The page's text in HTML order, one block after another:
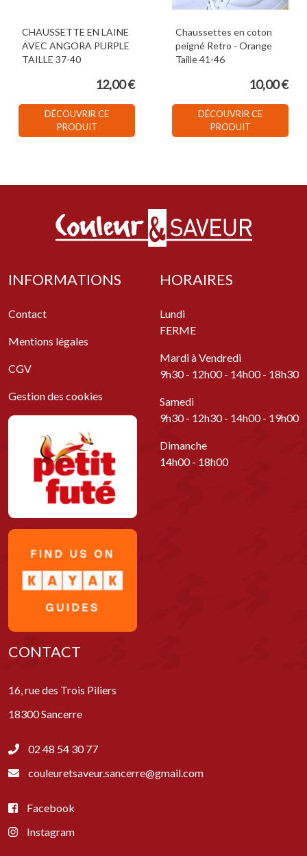
CHAUSSETTE EN LAINE
AVEC ANGORA PURPLE
TAILLE 37-40
12,00 €
DÉCOUVRIR CE
PRODUIT
Chaussettes en coton
peigné Retro - Orange
Taille 41-46
10,00 €
DÉCOUVRIR CE
PRODUIT
INFORMATIONS
Contact
Mentions légales
CGV
Gestion des cookies
HORAIRES
Lundi
FERME
Mardi à Vendredi
9h30 - 12h00 - 14h00 - 18h30
Samedi
9h30 - 12h30 - 14h00 - 19h00
Dimanche
14h00 - 18h00
CONTACT
16, rue des Trois Piliers
18300 Sancerre
02 48 54 30 77
couleuretsaveur.sancerre@gmail.com
Facebook
Instagram